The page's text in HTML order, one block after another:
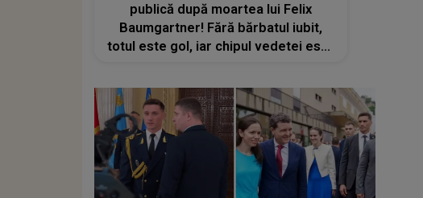
publică după moartea lui Felix
Baumgartner! Fără bărbatul iubit,
totul este gol, iar chipul vedetei este